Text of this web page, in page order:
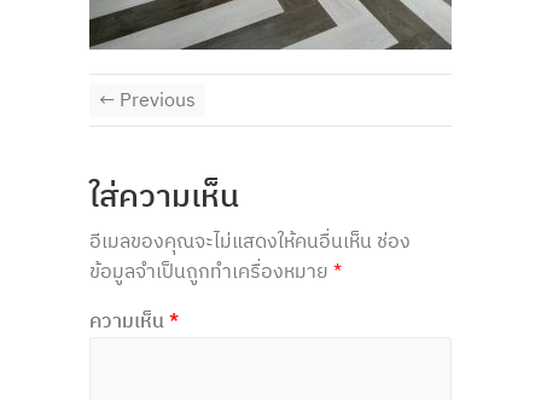
← Previous
ใส่ความเห็น
อีเมลของคุณจะไม่แสดงให้คนอื่นเห็น ช่อง
ข้อมูลจำเป็นถูกทำเครื่องหมาย *
ความเห็น *